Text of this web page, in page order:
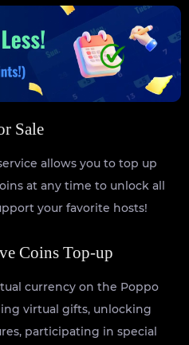
Sale
allows you to top up
at any time to unlock all
your favorite hosts!
Coins Top-up
currency on the Poppo
virtual gifts, unlocking
participating in special